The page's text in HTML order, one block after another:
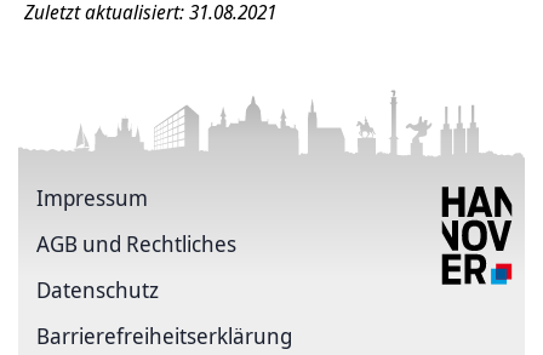
Zuletzt aktualisiert: 31.08.2021
Impressum
AGB und Rechtliches
Datenschutz
Barriere­freiheits­erklärung